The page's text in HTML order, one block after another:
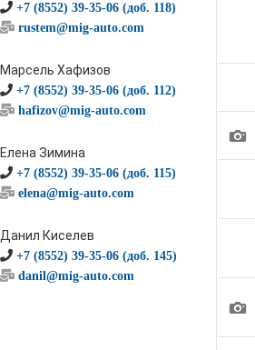
+7 (8552) 39-35-06 (доб. 118)
rustem@mig-auto.com
Марсель Хафизов
+7 (8552) 39-35-06 (доб. 112)
hafizov@mig-auto.com
Елена Зимина
+7 (8552) 39-35-06 (доб. 115)
elena@mig-auto.com
Данил Киселев
+7 (8552) 39-35-06 (доб. 145)
danil@mig-auto.com
1
1